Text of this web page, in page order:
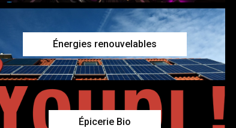
Énergies renouvelables
Épicerie Bio